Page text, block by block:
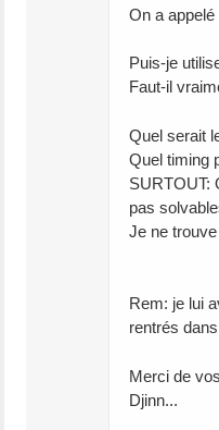
On a
Puis-je
Faut-il
Quel serait
Quel timing
SURTOUT:
pas
Je ne
Rem: je lui
rentrés
Merci de
Djinn...